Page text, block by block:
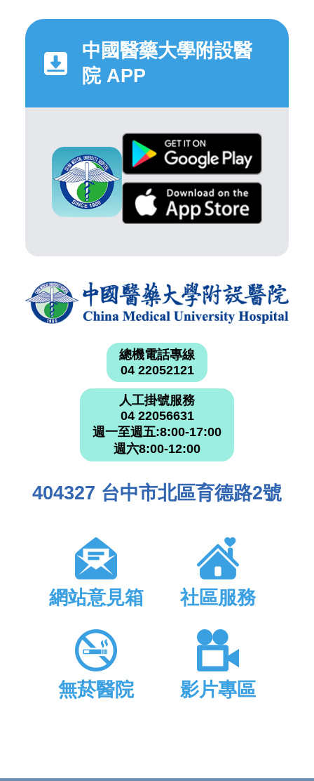
中國醫藥大學附設醫
院 APP
總機電話專線
04 22052121
人工掛號服務
04 22056631
週一至週五:8:00-17:00
週六8:00-12:00
404327 台中市北區育德路2號
網站意見箱 社區服務
無菸醫院 影片專區